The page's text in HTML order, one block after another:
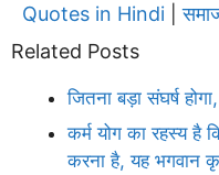
Quotes in Hindi |
Related Posts
जितना बड़ा संघर्ष
कर्म योग का रहस्य है
करना है, यह भगवान